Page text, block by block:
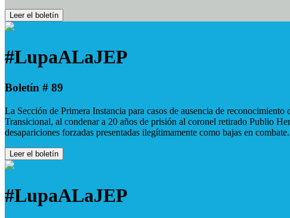
Leer el boletín
#LupaALaJEP
Boletín # 89
La Sección de Primera Instancia para casos de ausencia de
Transicional, al condenar a 20 años de prisión al coronel retirado Publio
desapariciones forzadas presentadas ilegítimamente como bajas en combate.
Leer el boletín
#LupaALaJEP